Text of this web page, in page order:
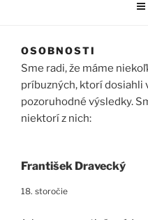
OSOBNOSTI
Sme radi, že máme
príbuzných, ktorí dosiahli
pozoruhodné výsledky.
niektorí z nich:
František Dravecký
18. storočie